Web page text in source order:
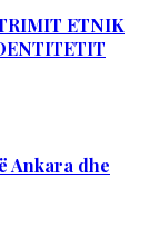
ETNIK
Ankara dhe